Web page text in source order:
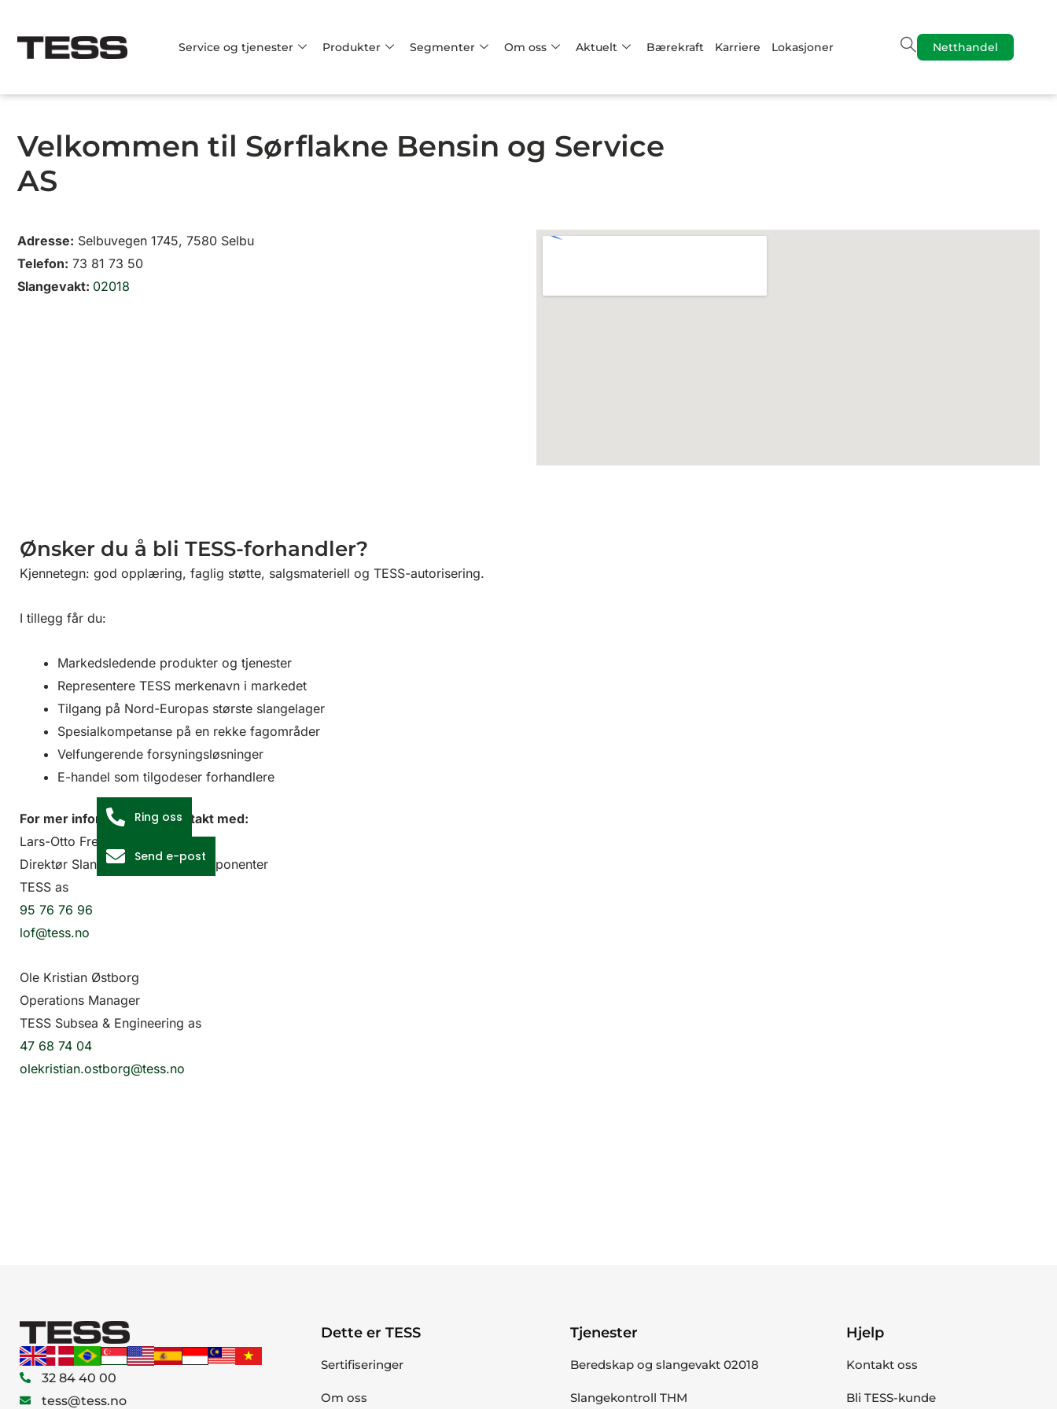
rett
Service og tjenester Produkter Segmenter Om oss Aktuelt Bærekraft Karriere Lokasjoner Netthandel
Velkommen til Sørflakne Bensin og Service
AS
Adresse: Selbuvegen 1745, 7580 Selbu
Telefon: 73 81 73 50
Slangevakt: 02018
Ønsker du å bli TESS-forhandler?
Kjennetegn: god opplæring, faglig støtte, salgsmateriell og TESS-autorisering.
I tillegg får du:
Markedsledende produkter og tjenester
Representere TESS merkenavn i markedet
Tilgang på Nord-Europas største slangelager
Spesialkompetanse på en rekke fagområder
Velfungerende forsyningsløsninger
E-handel som tilgodeser forhandlere
For mer informasjon, ta kontakt med:
Lars-Otto Fredriksen
Direktør Slanger og ledningskomponenter
TESS as
95 76 76 96
lof@tess.no
Ole Kristian Østborg
Operations Manager
TESS Subsea & Engineering as
47 68 74 04
olekristian.ostborg@tess.no
32 84 40 00
tess@tess.no
Dette er TESS
Sertifiseringer
Om oss
Tjenester
Beredskap og slangevakt 02018
Slangekontroll THM
Hjelp
Kontakt oss
Bli TESS-kunde
Ring oss
Send e-post